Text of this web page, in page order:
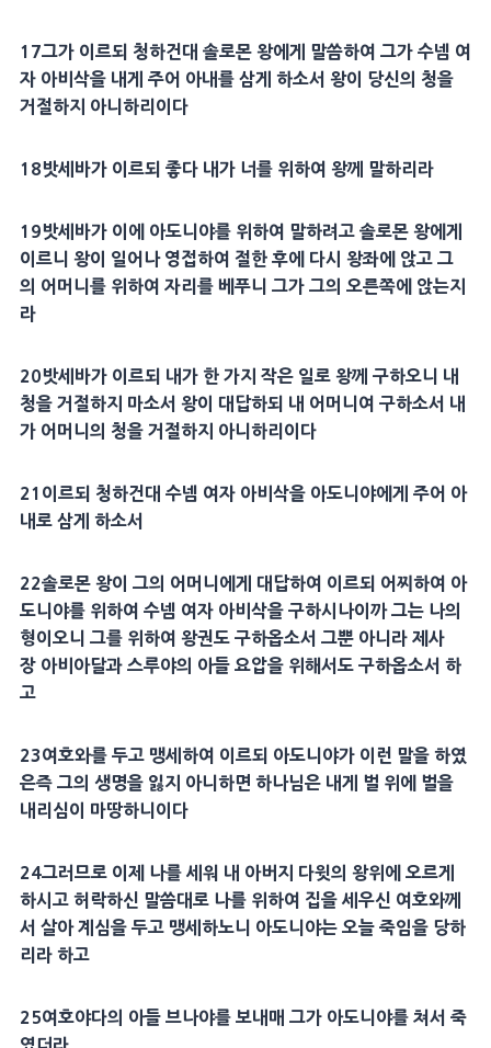
17그가 이르되 청하건대 솔로몬왕에게 말씀하여 그가 수넴 여
자 아비삭을 내게 주어 아내를 삼게 하소서 왕이 당신의 청을
거절하지 아니하리이다
18밧세바가 이르되 좋다 내가 너를 위하여 왕께 말하리라
19밧세바가 이에 아도니야를 위하여 말하려고 솔로몬왕에게
이르니 왕이 일어나 영접하여 절한 후에 다시 왕좌에 앉고 그
의 어머니 를 위하여 자리 를 베푸니 그가 그의 오른쪽에 앉는지
라
20밧세바가 이르되 내가 한 가지 작은 일로 왕께 구하오니 내
청을 거절하지 마소서 왕이 대답하되 내 어머니 여 구하소서 내
가 어머니 의 청을 거절하지 아니하리이다
21 이르되 청하건대 수넴 여자 아비삭을 아도니야에게 주어 아
내로 삼게 하소서
22솔로몬왕이 그의 어머니 에게 대답하여 이르되 어찌하여 아
도니야를 위하여 수넴 여자 아비삭을 구하시나이까 그는 나의
형이오니 그를 위하여 왕권도 구하옵소서 그뿐 아니라 제사
장 아비아달과 스루야의 아들 요압을 위해서도 구하옵소서 하
고
23여호와를 두고 맹세 하여 이르되 아도니야가 이런 말을 하였
은즉 그의 생명을 잃지 아니하면 하나님은 내게 벌 위에 벌을
내리심이 마땅하니이다
24그러므로 이제 나를 세워 내 아버지 다윗의 왕위에 오르게
하시고 허락하신 말씀대로 나를 위하여 집을 세우신 여호와께
서 살아 계심을 두고 맹세 하노니 아도니야는 오늘 죽임을 당하
리라 하고
25여호야다의 아들 브나야를 보내매 그가 아도니야를 쳐서 죽